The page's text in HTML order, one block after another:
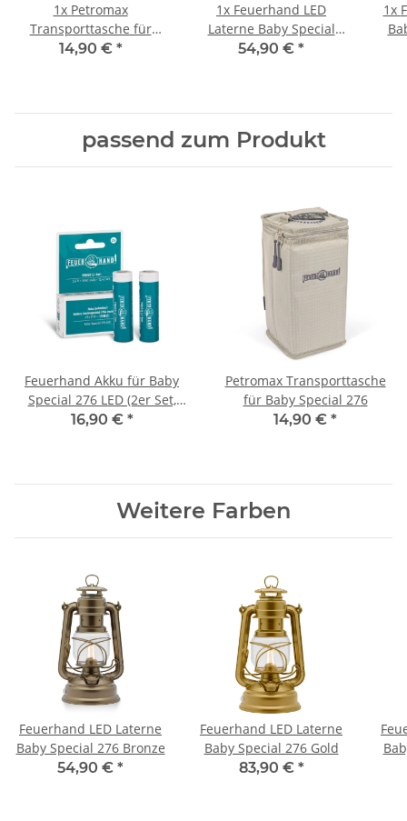
1x Petromax
Transporttasche für
Baby Special 276
14,90 € *
1x Feuerhand LED
Laterne Baby Special
276 Matt Black
54,90 € *
1x
passend zum Produkt
Feuerhand Akku für Baby
Special 276 LED (2er Set,
aufladbar)
16,90 € *
Petromax Transporttasche
für Baby Special 276
14,90 € *
Weitere Farben
Feuerhand LED Laterne
Baby Special 276 Bronze
54,90 € *
Feuerhand LED Laterne
Baby Special 276 Gold
83,90 € *